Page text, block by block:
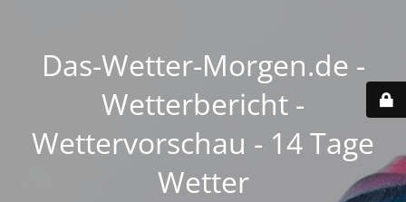
Das-Wetter-Morgen.de -
Wetterbericht -
Wettervorschau - 14 Tage
Wetter